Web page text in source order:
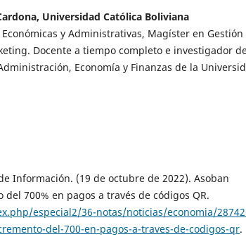
Universidad Católica Boliviana
y Administrativas, Magíster en Gestión
Docente a tiempo completo e investigador
Economía y Finanzas de la
Información. (19 de octubre de 2022). Asoban
700% en pagos a través de códigos QR.
especial2/36-notas/noticias/economia/
del-700-en-pagos-a-traves-de-codigos-qr.